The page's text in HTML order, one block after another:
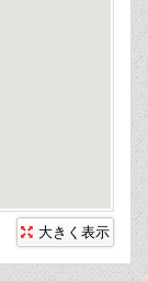
大きく表示